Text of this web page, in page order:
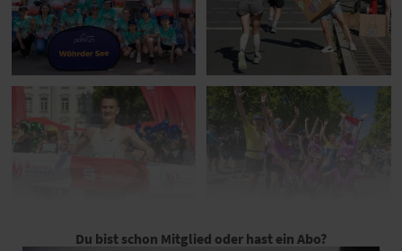
Du bist schon Mitglied oder hast ein Abo?